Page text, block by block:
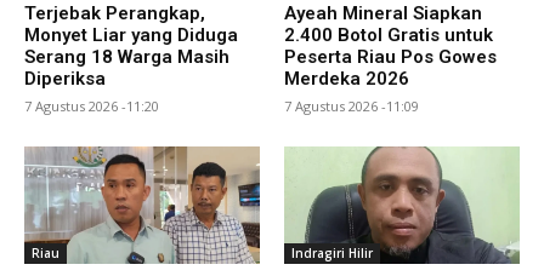
Terjebak Perangkap,
Monyet Liar yang Diduga
Serang 18 Warga Masih
Diperiksa
7 Agustus 2026 -11:20
Ayeah Mineral Siapkan
2.400 Botol Gratis untuk
Peserta Riau Pos Gowes
Merdeka 2026
7 Agustus 2026 -11:09
Riau Indragiri Hilir